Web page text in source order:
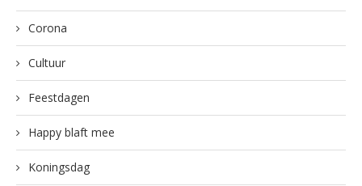
Corona
Cultuur
Feestdagen
Happy blaft mee
Koningsdag